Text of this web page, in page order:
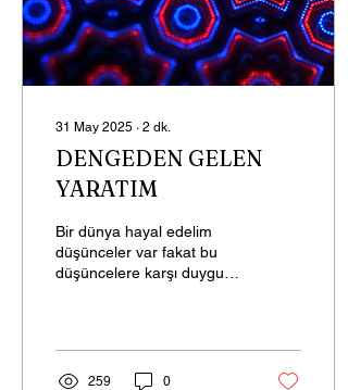
31 May 2025 ∙ 2 dk.
DENGEDEN GELEN
YARATIM
Bir dünya hayal edelim
düşünceler var fakat bu
düşüncelere karşı duygu
259 0